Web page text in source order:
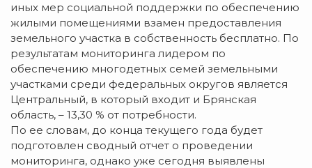
иных мер социальной поддержки по обеспечению
жилыми помещениями взамен предоставления
земельного участка в собственность бесплатно. По
результатам мониторинга лидером по
обеспечению многодетных семей земельными
участками среди федеральных округов является
Центральный, в который входит и Брянская
область, – 13,30 % от потребности.
По ее словам, до конца текущего года будет
подготовлен сводный отчет о проведении
мониторинга, однако уже сегодня выявлены